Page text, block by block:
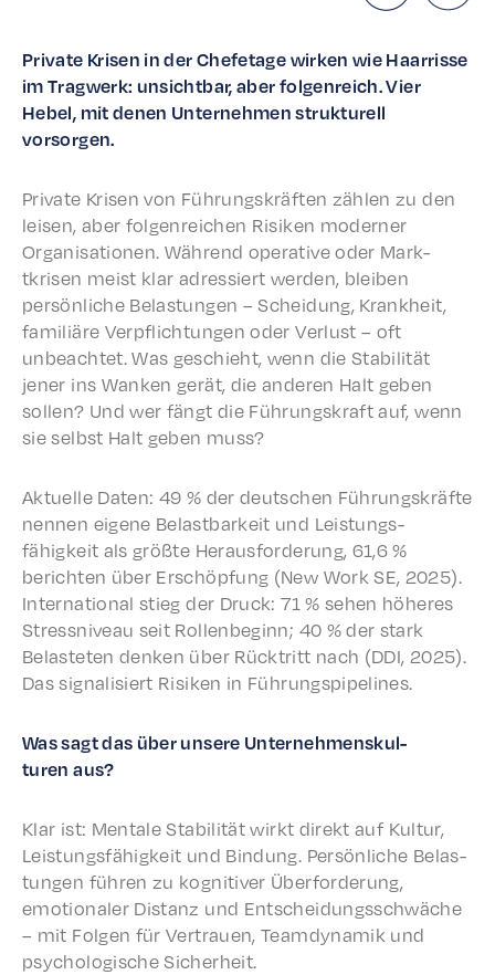
Private Krisen in der Chefe­tage wirken wie Haar­risse
im Trag­w­erk: unsicht­bar, aber folgen­re­ich. Vier
Hebel, mit denen Unternehmen struk­turell
vorsorgen.
Private Krisen von Führungskräften zählen zu den
leisen, aber folgen­re­ichen Risiken modern­er
Organ­i­sa­tio­nen. Während oper­a­tive oder Mark­
tkrisen meist klar adressiert werden, bleiben
persön­liche Belas­tun­gen – Schei­dung, Krankheit,
famil­iäre Verpflich­tun­gen oder Verlust – oft
unbeachtet. Was geschieht, wenn die Stabil­ität
jener ins Wanken gerät, die anderen Halt geben
sollen? Und wer fängt die Führungskraft auf, wenn
sie selb­st Halt geben muss?
Aktuelle Daten: 49 % der deutschen Führungskräfte
nennen eigene Belast­barkeit und Leis­tungs­
fähigkeit als größte Heraus­forderung, 61,6 %
bericht­en über Erschöp­fung (New Work SE, 2025).
Inter­na­tion­al stieg der Druck: 71 % sehen höheres
Stress­niveau seit Rollen­be­ginn; 40 % der stark
Belasteten denken über Rück­tritt nach (DDI, 2025).
Das signal­isiert Risiken in Führungspipelines.
Was sagt das über unsere Unternehmen­skul­
turen aus?
Klar ist: Mentale Stabil­ität wirkt direkt auf Kultur,
Leis­tungs­fähigkeit und Bindung. Persön­liche Belas­
tun­gen führen zu kogni­tiv­er Über­forderung,
emotionaler Distanz und Entschei­dungss­chwäche
– mit Folgen für Vertrauen, Team­dy­namik und
psychol­o­gis­che Sicherheit.